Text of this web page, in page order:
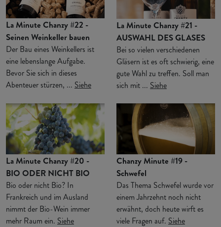
La Minute Chanzy #22 -
Seinen Weinkeller bauen
Der Bau eines Weinkellers ist
eine lebenslange Aufgabe.
Bevor Sie sich in dieses
Abenteuer stürzen, ... Siehe
La Minute Chanzy #21 -
AUSWAHL DES GLASES
Bei so vielen verschiedenen
Gläsern ist es oft schwierig, eine
gute Wahl zu treffen. Soll man
sich mit ... Siehe
La Minute Chanzy #20 -
BIO ODER NICHT BIO
Bio oder nicht Bio? In
Frankreich und im Ausland
nimmt der Bio-Wein immer
mehr Raum ein. Siehe
Chanzy Minute #19 -
Schwefel
Das Thema Schwefel wurde vor
einem Jahrzehnt noch nicht
erwähnt, doch heute wirft es
viele Fragen auf. Siehe